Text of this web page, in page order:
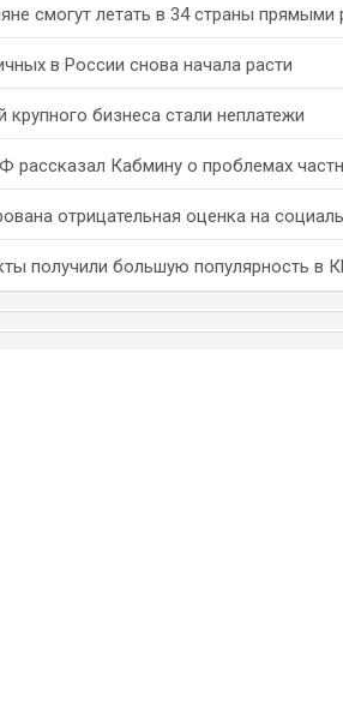
смогут летать в 34 страны прямыми
в России снова начала расти
крупного бизнеса стали неплатежи
рассказал Кабмину о проблемах
отрицательная оценка на
получили большую популярность в